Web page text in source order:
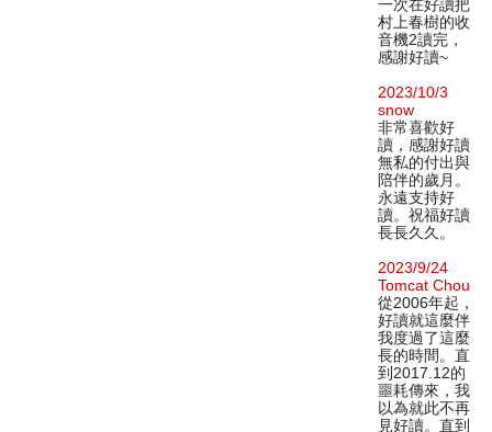
一次在好讀把
村上春樹的收
音機2讀完，
感謝好讀~
2023/10/3
snow
非常喜歡好
讀，感謝好讀
無私的付出與
陪伴的歲月。
永遠支持好
讀。祝福好讀
長長久久。
2023/9/24
Tomcat Chou
從2006年起，
好讀就這麼伴
我度過了這麼
長的時間。直
到2017.12的
噩耗傳來，我
以為就此不再
見好讀。直到